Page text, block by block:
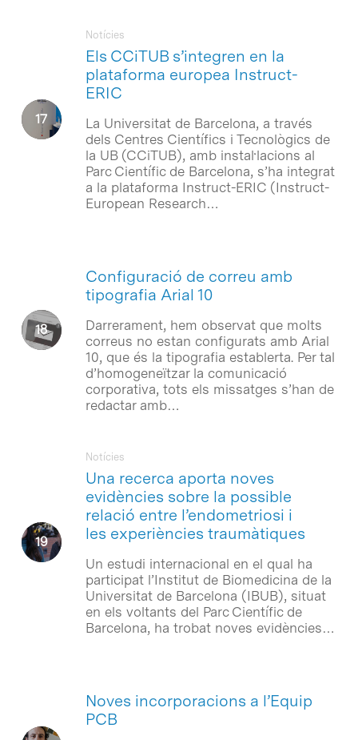
Els CCiTUB s’integren en la
plataforma europea Instruct-
ERIC
Notícies
La Universitat de Barcelona, a través
dels Centres Científics i Tecnològics de
la UB (CCiTUB), amb instal·lacions al
Parc Científic de Barcelona, s’ha integrat
a la plataforma Instruct-ERIC (Instruct-
European Research…
Configuració de correu amb
tipografia Arial 10
Darrerament, hem observat que molts
correus no estan configurats amb Arial
10, que és la tipografia establerta. Per tal
d’homogeneïtzar la comunicació
corporativa, tots els missatges s’han de
redactar amb…
Una recerca aporta noves
evidències sobre la possible
relació entre l’endometriosi i
les experiències traumàtiques
Notícies
Un estudi internacional en el qual ha
participat l’Institut de Biomedicina de la
Universitat de Barcelona (IBUB), situat
en els voltants del Parc Científic de
Barcelona, ha trobat noves evidències…
Noves incorporacions a l’Equip
PCB